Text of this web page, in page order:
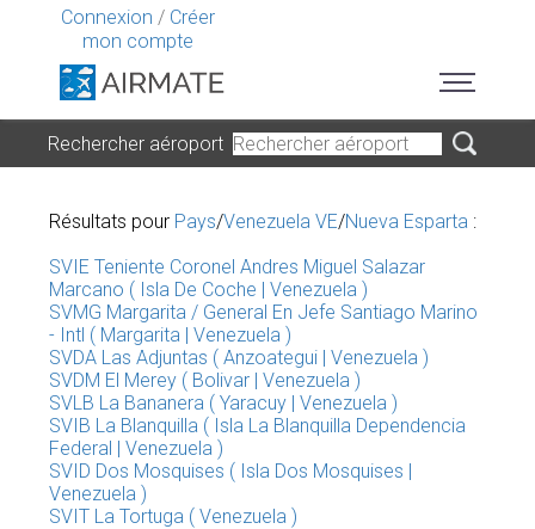
Connexion / Créer
mon compte
Rechercher aéroport
Résultats pour Pays/Venezuela VE/Nueva Esparta :
SVIE Teniente Coronel Andres Miguel Salazar
Marcano ( Isla De Coche | Venezuela )
SVMG Margarita / General En Jefe Santiago Marino
- Intl ( Margarita | Venezuela )
SVDA Las Adjuntas ( Anzoategui | Venezuela )
SVDM El Merey ( Bolivar | Venezuela )
SVLB La Bananera ( Yaracuy | Venezuela )
SVIB La Blanquilla ( Isla La Blanquilla Dependencia
Federal | Venezuela )
SVID Dos Mosquises ( Isla Dos Mosquises |
Venezuela )
SVIT La Tortuga ( Venezuela )